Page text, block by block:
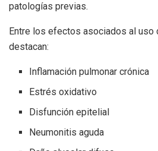
patologías previas.
Entre los efectos asociados al uso
destacan:
Inflamación pulmonar crónica
Estrés oxidativo
Disfunción epitelial
Neumonitis aguda